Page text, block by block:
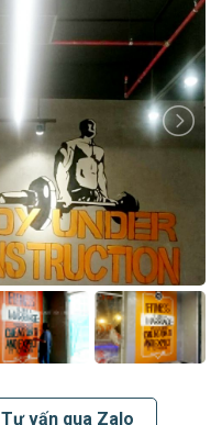
Tư vấn qua Zalo